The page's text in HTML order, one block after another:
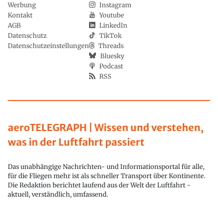
aeroTELEGRAPH | Wissen und verstehen,
was in der Luftfahrt passiert
Das unabhängige Nachrichten- und Informationsportal für alle,
für die Fliegen mehr ist als schneller Transport über Kontinente.
Die Redaktion berichtet laufend aus der Welt der Luftfahrt -
aktuell, verständlich, umfassend.
Werbung
Kontakt
AGB
Datenschutz
Datenschutzeinstellungen
Instagram
Youtube
LinkedIn
TikTok
Threads
Bluesky
Podcast
RSS